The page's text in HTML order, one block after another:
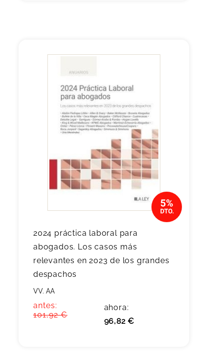
2024 práctica laboral para
abogados. Los casos más
relevantes en 2023 de los grandes
despachos
VV. AA
antes:
101,92 €
ahora:
96,82 €